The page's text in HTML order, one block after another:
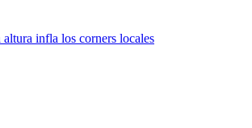
infla los corners locales